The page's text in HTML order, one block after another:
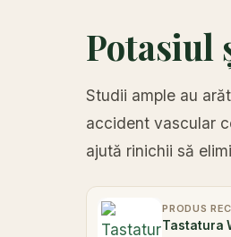
Potasiul
Studii ample au
accident vascular
ajută rinichii să
PRODUS
Tastatura